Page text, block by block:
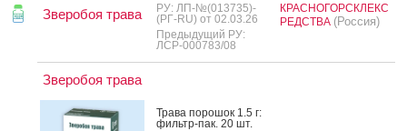
Зверобоя трава
РУ: ЛП-№(013735)-
(РГ-RU) от 02.03.26
Предыдущий РУ:
ЛСР-000783/08
КРАСНОГОРСКЛЕКС
РЕДСТВА (Россия)
Зверобоя трава
Тра­ва по­рошок 1.5 г:
филь­тр-пак. 20 шт.